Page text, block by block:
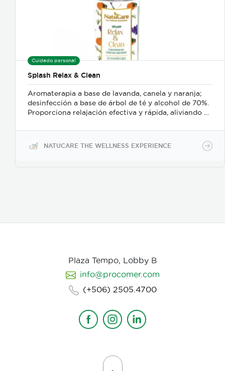
Cuidado personal
Splash Relax & Clean
Aromaterapia a base de lavanda, canela y naranja;
desinfección a base de árbol de té y alcohol de 70%.
Proporciona relajación efectiva y rápida, aliviando el
desinfectante para manos o superficies.
NATUCARE THE WELLNESS EXPERIENCE
Plaza Tempo, Lobby B
info@procomer.com
(+506) 2505.4700